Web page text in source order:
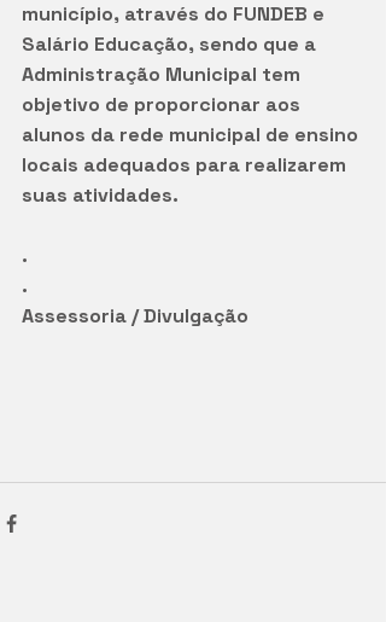
município, através do FUNDEB e
Salário Educação, sendo que a
Administração Municipal tem
objetivo de proporcionar aos
alunos da rede municipal de ensino
locais adequados para realizarem
suas atividades.
.
.
Assessoria / Divulgação